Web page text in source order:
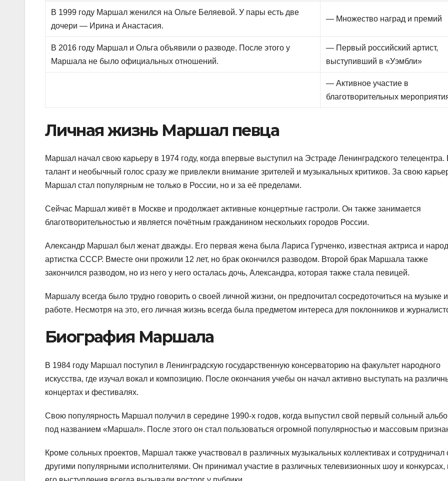
В 1999 году Маршал женился на Ольге Беляевой. У пары есть две
дочери — Ирина и Анастасия.
— Множество наград и премий
В 2016 году Маршал и Ольга объявили о разводе. После этого у
Маршала не было официальных отношений.
— Первый российский артист,
выступивший в «Уэмбли»
— Активное участие в
благотворительных
Личная жизнь Маршал певца
Маршал начал свою карьеру в 1974 году, когда впервые выступил на Эстраде Ленинградского телецентра.
талант и необычный голос сразу же привлекли внимание зрителей и музыкальных критиков. За свою
Маршал стал популярным не только в России, но и за её пределами.
Сейчас Маршал живёт в Москве и продолжает активные концертные гастроли. Он также занимается
благотворительностью и является почётным гражданином нескольких городов России.
Александр Маршал был женат дважды. Его первая жена была Лариса Гурченко, известная актриса и
артистка СССР. Вместе они прожили 12 лет, но брак окончился разводом. Второй брак Маршала также
закончился разводом, но из него у него осталась дочь, Александра, которая также стала певицей.
Маршалу всегда было трудно говорить о своей личной жизни, он предпочитал сосредоточиться на музыке и
работе. Несмотря на это, его личная жизнь всегда была предметом интереса для поклонников и
Биография Маршала
В 1984 году Маршал поступил в Ленинградскую государственную консерваторию на факультет народного
искусства, где изучал вокал и композицию. После окончания учебы он начал активно выступать на
концертах и фестивалях.
Свою популярность Маршал получил в середине 1990-х годов, когда выпустил свой первый сольный
под названием «Маршал». После этого он стал пользоваться огромной популярностью и массовым
Кроме сольных проектов, Маршал также участвовал в различных музыкальных коллективах и сотрудничал
другими популярными исполнителями. Он принимал участие в различных телевизионных шоу и конкурсах,